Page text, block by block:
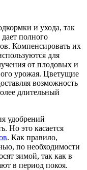
и ухода, так
полного
Компенсировать их
для
от плодовых и
урожая. Цветущие
возможность
длительный
удобрений
Но это касается
. Как правило,
по необходимости
зимой, так как в
в период покоя.